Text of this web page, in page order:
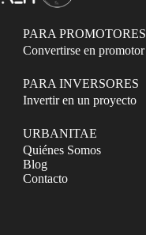
PARA PROMOTORES
Convertirse en promotor
PARA INVERSORES
Invertir en un proyecto
URBANITAE
Quiénes Somos
Blog
Contacto